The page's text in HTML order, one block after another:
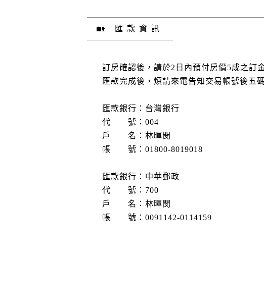
🏡 匯款資訊
訂房確認後，請於2日內預付房價5成之訂
匯款完成後，煩請來電告知交易帳號後五
匯款銀行：台灣銀行
代 號：004
戶 名：林暉閔
帳 號：01800-8019018
匯款銀行：中華郵政
代 號：700
戶 名：林暉閔
帳 號：0091142-0114159